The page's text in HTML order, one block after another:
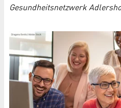
Gesundheitsnetzwerk